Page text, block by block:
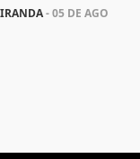
- 05 DE AGO